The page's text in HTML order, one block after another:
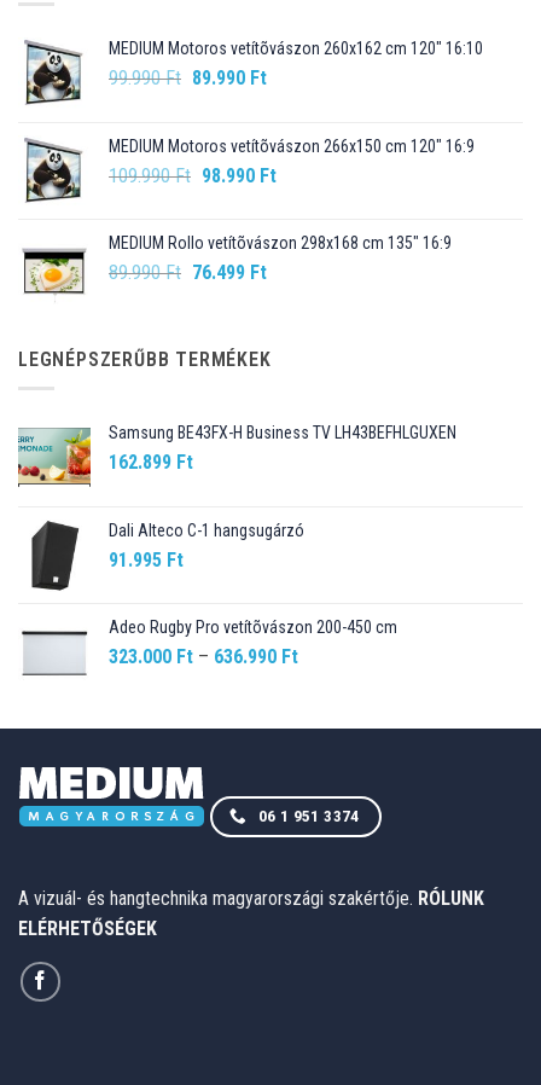
MEDIUM Motoros vetítõvászon 260x162 cm 120" 16:10
99.990Ft Original
99.990 Ft.
89.990 FtCurrent
89.990 Ft.
MEDIUM Motoros vetítõvászon 266x150 cm 120" 16:9
109.990Ft Original
109.990 Ft.
98.990 FtCurrent
98.990 Ft.
MEDIUM Rollo vetítõvászon 298x168 cm 135" 16:9
89.990Ft Original
89.990 Ft.
76.499 FtCurrent
76.499 Ft.
LEGNÉPSZERŰBB TERMÉKEK
Samsung BE43FX-H Business TV LH43BEFHLGUXEN
162.899 Ft
Dali Alteco C-1 hangsugárzó
91.995 Ft
Adeo Rugby Pro vetítõvászon 200-450 cm
323.000 Ft – 636.990 FtÁrtartomány:
636.990 Ft
06 1 951 3374
A vizuál- és hangtechnika magyarországi szakértője. RÓLUNK
ELÉRHETŐSÉGEK